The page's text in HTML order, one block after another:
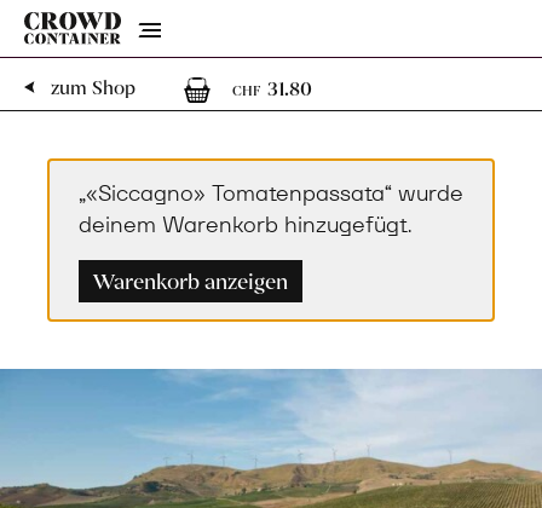
Menu
zum Shop
CHF 31.80
„«Siccagno» Tomatenpassata“ wurde
deinem Warenkorb hinzugefügt.
Warenkorb anzeigen